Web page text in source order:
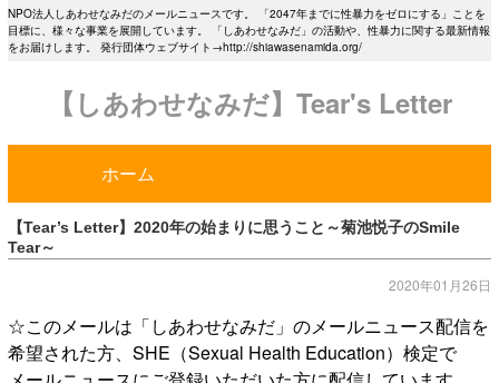
NPO法人しあわせなみだのメールニュースです。 「2047年までに性暴力をゼロにする」ことを
目標に、様々な事業を展開しています。 「しあわせなみだ」の活動や、性暴力に関する最新情報
をお届けします。 発行団体ウェブサイト→http://shiawasenamida.org/
【しあわせなみだ】Tear's Letter
ホーム
【Tear’s Letter】2020年の始まりに思うこと～菊池悦子のSmile
Tear～
2020年01月26日
☆このメールは「しあわせなみだ」のメールニュース配信を
希望された方、SHE（Sexual Health Education）検定で